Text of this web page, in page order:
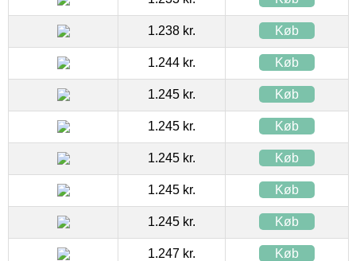
1.238 kr. Køb
1.244 kr. Køb
1.245 kr. Køb
1.245 kr. Køb
1.245 kr. Køb
1.245 kr. Køb
1.245 kr. Køb
1.247 kr. Køb